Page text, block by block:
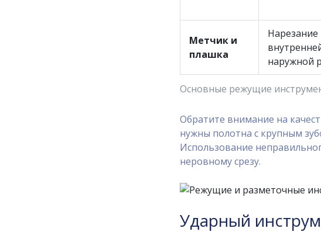
Основные режущие
Метчик и
плашка
Нарезание
наружной
Обратите внимание на
нужны полотна с крупным
Использование
неровному срезу.
Ударный